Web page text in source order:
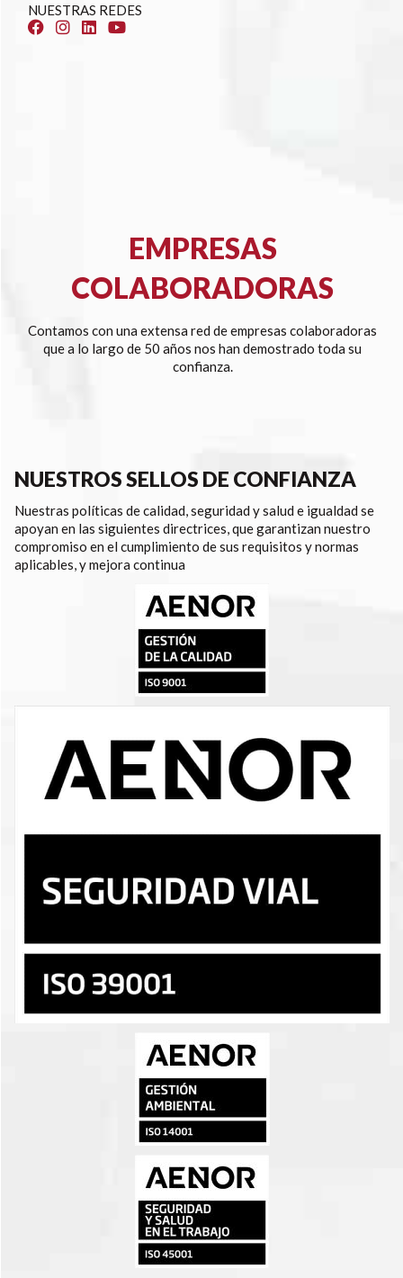
NUESTRAS REDES
EMPRESAS
COLABORADORAS
Contamos con una extensa red de empresas colaboradoras
que a lo largo de 50 años nos han demostrado toda su
confianza.
NUESTROS SELLOS DE CONFIANZA
Nuestras políticas de calidad, seguridad y salud e igualdad se
apoyan en las siguientes directrices, que garantizan nuestro
compromiso en el cumplimiento de sus requisitos y normas
aplicables, y mejora continua